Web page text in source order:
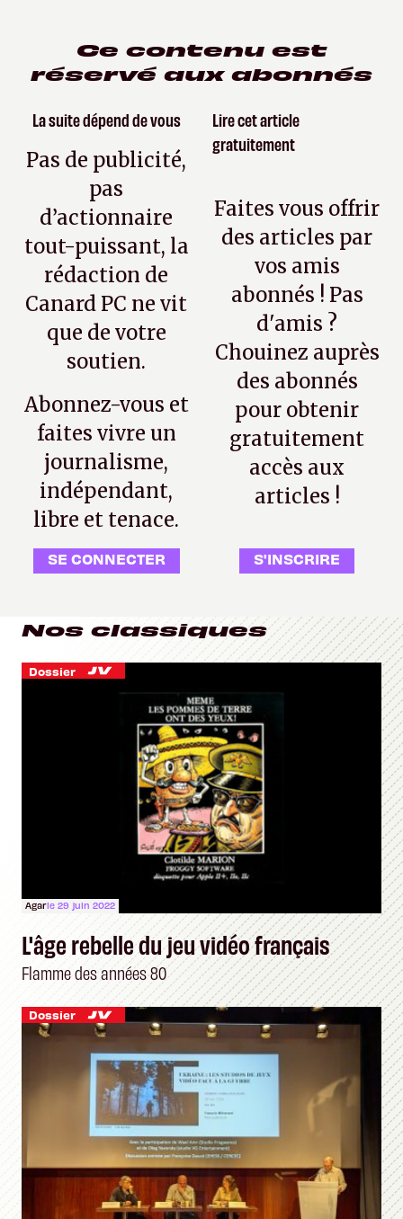
Ce contenu est
réservé aux abonnés
La suite dépend de vous
Pas de publicité,
pas
d’actionnaire
tout-puissant, la
rédaction de
Canard PC ne vit
que de votre
soutien.
Abonnez-vous et
faites vivre un
journalisme,
indépendant,
libre et tenace.
SE CONNECTER
Lire cet article
gratuitement
Faites vous offrir
des articles par
vos amis
abonnés ! Pas
d'amis ?
Chouinez auprès
des abonnés
pour obtenir
gratuitement
accès aux
articles !
S'INSCRIRE
Nos classiques
Dossier
Agarle 29 juin 2022
L'âge rebelle du jeu vidéo français
Flamme des années 80
Dossier